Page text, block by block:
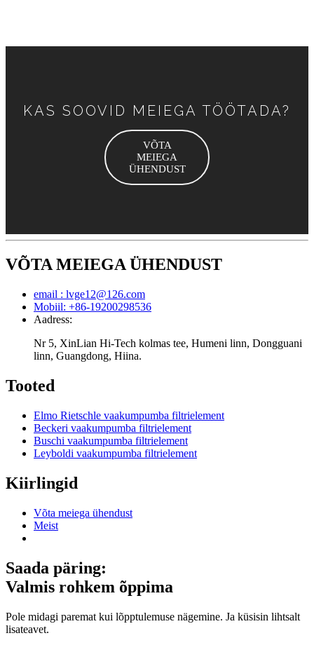
KAS SOOVID MEIEGA TÖÖTADA?
VÕTA
MEIEGA
ÜHENDUST
VÕTA MEIEGA ÜHENDUST
email : lvge12@126.com
Mobiil: +86-19200298536
Aadress:
Nr 5, XinLian Hi-Tech kolmas tee, Humeni linn, Dongguani
linn, Guangdong, Hiina.
Tooted
Elmo Rietschle vaakumpumba filtrielement
Beckeri vaakumpumba filtrielement
Buschi vaakumpumba filtrielement
Leyboldi vaakumpumba filtrielement
Kiirlingid
Võta meiega ühendust
Meist
Saada päring:
Valmis rohkem õppima
Pole midagi paremat kui lõpptulemuse nägemine. Ja küsisin lihtsalt
lisateavet.